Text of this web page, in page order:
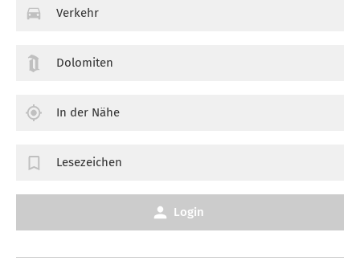
Verkehr
Dolomiten
In der Nähe
Lesezeichen
Login